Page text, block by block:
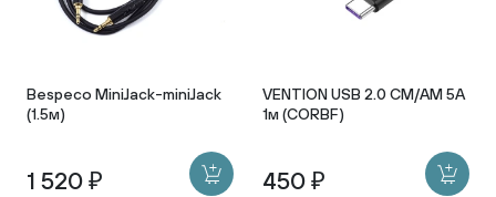
Bespeco MiniJack-miniJack
(1.5м)
1 520 ₽
VENTION USB 2.0 CM/AM 5A
1м (CORBF)
450 ₽